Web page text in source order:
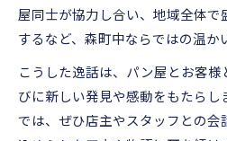
屋同士が協力し合い、地域全体で
するなど、森町中ならではの温か
こうした逸話は、パン屋とお客
びに新しい発見や感動をもたらし
では、ぜひ店主やスタッフとの